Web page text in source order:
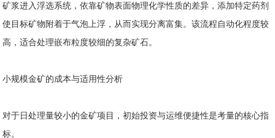
矿浆进入浮选系统，依靠矿物表面物理化学性质的差异，添加特定药剂
使目标矿物附着于气泡上浮，从而实现分离富集。该流程自动化程度较
高，适合处理嵌布粒度较细的复杂矿石。
小规模金矿的成本与适用性分析
对于日处理量较小的金矿项目，初始投资与运维便捷性是考量的核心指
标。